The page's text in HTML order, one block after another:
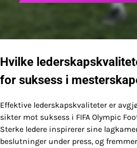
Hvilke
for suksess i
Effektive lederskapskvaliteter er
sikter mot suksess i FIFA Olympic
Sterke ledere inspirerer sine
beslutninger under press, og